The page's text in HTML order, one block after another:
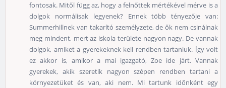
fontosak. Mitől függ az, hogy a felnőttek mértékével mérve is a
dolgok normálisak legyenek? Ennek több tényezője van:
Summerhillnek van takarító személyzete, de ők nem csinálnak
meg mindent, mert az iskola területe nagyon nagy. De vannak
dolgok, amiket a gyerekeknek kell rendben tartaniuk. Így volt
ez akkor is, amikor a mai igazgató, Zoe ide járt. Vannak
gyerekek, akik szeretik nagyon szépen rendben tartani a
környezetüket és van, aki nem. Mi tartunk időnként egy